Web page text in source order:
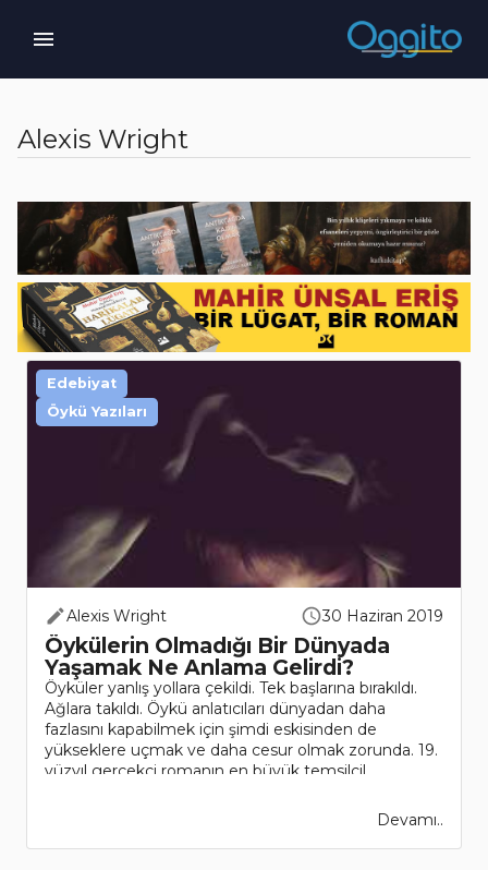
Alexis Wright
Alexis Wright 30 Haziran 2019
Öykülerin Olmadığı Bir Dünyada
Yaşamak Ne Anlama Gelirdi?
Öyküler yanlış yollara çekildi. Tek başlarına bırakıldı.
Ağlara takıldı. Öykü anlatıcıları dünyadan daha
fazlasını kapabilmek için şimdi eskisinden de
yükseklere uçmak ve daha cesur olmak zorunda. 19.
yüzyıl gerçekçi romanın en büyük temsilcil..
Devamı..
Edebiyat
Öykü Yazıları